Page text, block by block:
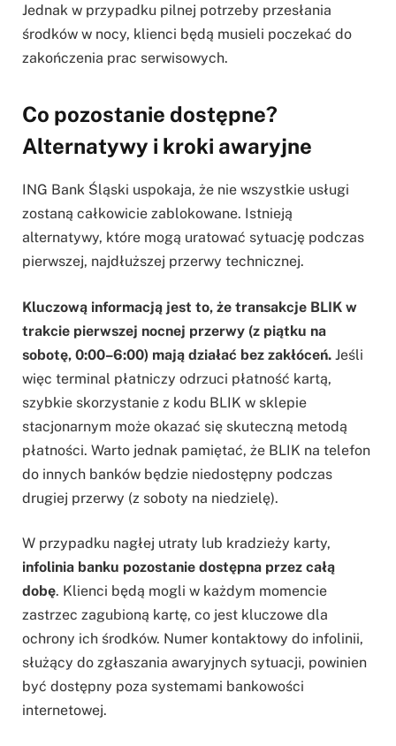
Jednak w przypadku pilnej potrzeby przesłania
środków w nocy, klienci będą musieli poczekać do
zakończenia prac serwisowych.
Co pozostanie dostępne?
Alternatywy i kroki awaryjne
ING Bank Śląski uspokaja, że nie wszystkie usługi
zostaną całkowicie zablokowane. Istnieją
alternatywy, które mogą uratować sytuację podczas
pierwszej, najdłuższej przerwy technicznej.
Kluczową informacją jest to, że transakcje BLIK w
trakcie pierwszej nocnej przerwy (z piątku na
sobotę, 0:00–6:00) mają działać bez zakłóceń. Jeśli
więc terminal płatniczy odrzuci płatność kartą,
szybkie skorzystanie z kodu BLIK w sklepie
stacjonarnym może okazać się skuteczną metodą
płatności. Warto jednak pamiętać, że BLIK na telefon
do innych banków będzie niedostępny podczas
drugiej przerwy (z soboty na niedzielę).
W przypadku nagłej utraty lub kradzieży karty,
infolinia banku pozostanie dostępna przez całą
dobę. Klienci będą mogli w każdym momencie
zastrzec zagubioną kartę, co jest kluczowe dla
ochrony ich środków. Numer kontaktowy do infolinii,
służący do zgłaszania awaryjnych sytuacji, powinien
być dostępny poza systemami bankowości
internetowej.